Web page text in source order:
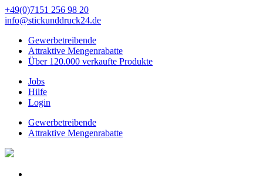
+49(0)7151 256 98 20‬
info@stickunddruck24.de
Gewerbetreibende
Attraktive Mengenrabatte
Über 120.000 verkaufte Produkte
Jobs
Hilfe
Login
Gewerbetreibende
Attraktive Mengenrabatte